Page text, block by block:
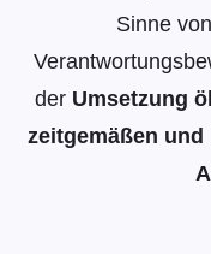
Sinne
der Umsetzung
zeitgemäßen